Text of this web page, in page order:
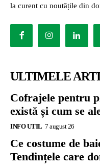
la curent cu noutățile din
ULTIMELE
Cofrajele pentru
există și cum se
INFO UTIL 7 august 26
Ce costume de
Tendințele care